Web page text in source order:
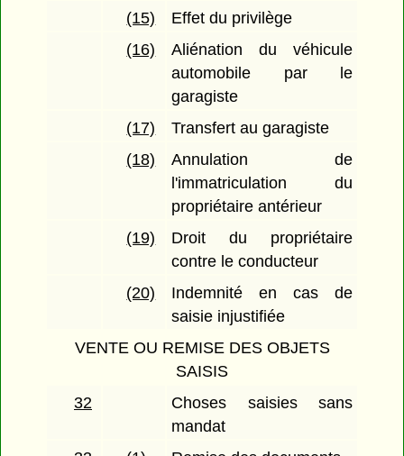
(15)
Effet du privilège
(16)
Aliénation du véhicule
automobile par le
garagiste
(17)
Transfert au garagiste
(18)
Annulation de
l'immatriculation du
propriétaire antérieur
(19)
Droit du propriétaire
contre le conducteur
(20)
Indemnité en cas de
saisie injustifiée
VENTE OU REMISE DES OBJETS
SAISIS
32
Choses saisies sans
mandat